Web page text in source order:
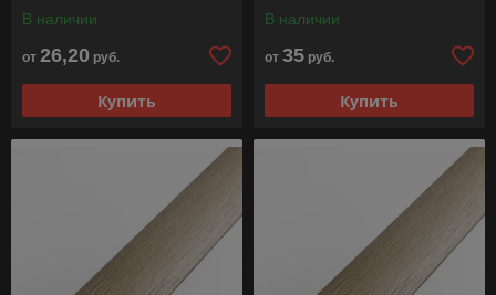
В наличии
от 26,20 руб.
Купить
В наличии
от 35 руб.
Купить